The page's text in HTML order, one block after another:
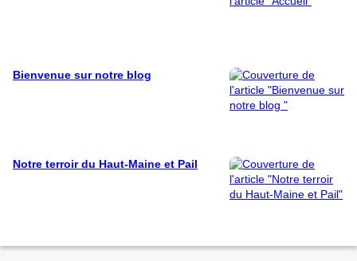
Bienvenue sur notre blog
Notre terroir du Haut-Maine et Pail